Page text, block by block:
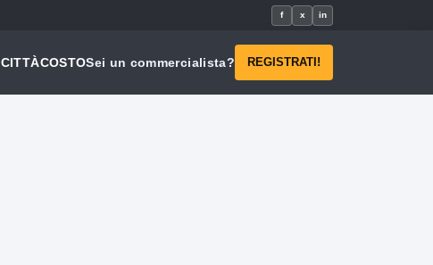
f x in
CITTÀCOSTOSei un commercialista? REGISTRATI!